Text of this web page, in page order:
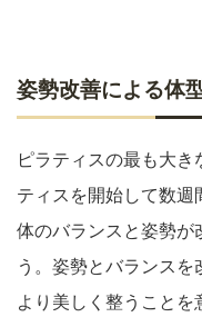
姿勢改善による体
ピラティスの最も大
ティスを開始して数
体のバランスと姿勢が
う。姿勢とバランス
より美しく整うことを